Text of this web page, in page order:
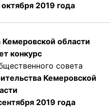
2019 года
области
конкурс
совета
Кемеровской
2019 года